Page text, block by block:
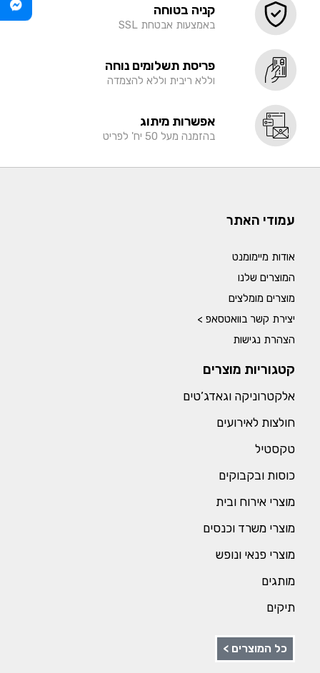
קניה בטוחה
באמצעות אבטחת SSL
פריסת תשלומים נוחה
וללא ריבית וללא להצמדה
אפשרות מיתוג
בהזמנה מעל 50 יח' לפריט
עמודי האתר
אודות מיימומנט
המוצרים שלנו
מוצרים מומלצים
יצירת קשר בוואטסאפ >
הצהרת נגישות
קטגוריות מוצרים
אלקטרוניקה וגאדג’טים
חולצות לאירועים
טקסטיל
כוסות ובקבוקים
מוצרי אירוח ובית
מוצרי משרד וכנסים
מוצרי פנאי ונופש
מותגים
תיקים
כל המוצרים >